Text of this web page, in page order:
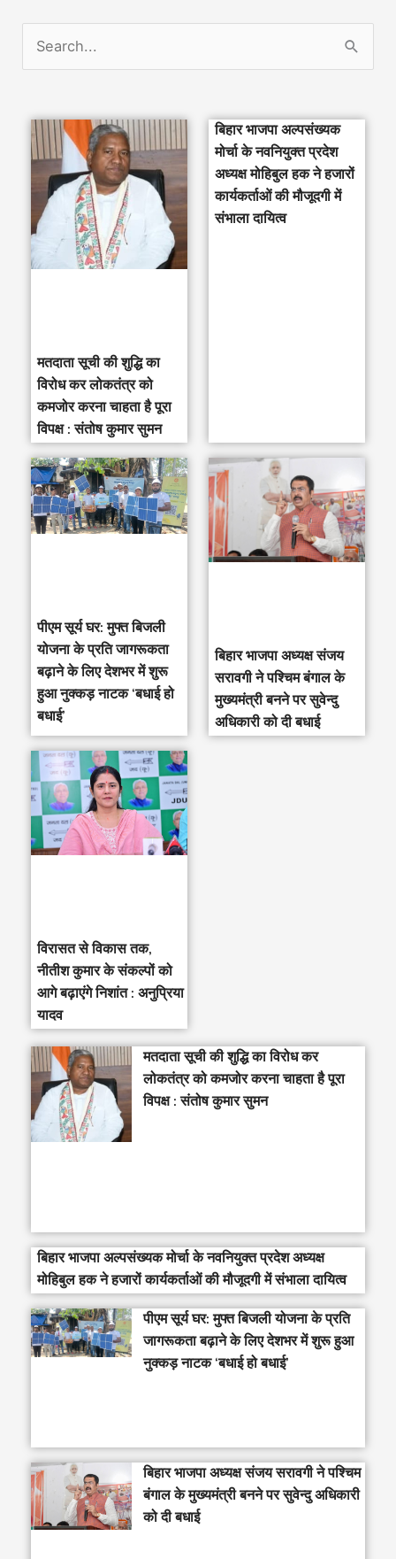
मतदाता सूची की शुद्धि का
विरोध कर लोकतंत्र को
कमजोर करना चाहता है पूरा
विपक्ष : संतोष कुमार सुमन
बिहार भाजपा अल्पसंख्यक
मोर्चा के नवनियुक्त प्रदेश
अध्यक्ष मोहिबुल हक ने हजारों
कार्यकर्ताओं की मौजूदगी में
संभाला दायित्व
पीएम सूर्य घर: मुफ्त बिजली
योजना के प्रति जागरूकता
बढ़ाने के लिए देशभर में शुरू
हुआ नुक्कड़ नाटक ‘बधाई हो
बधाई’
‎बिहार भाजपा अध्यक्ष संजय
सरावगी ने पश्चिम बंगाल के
मुख्यमंत्री बनने पर सुवेन्दु
अधिकारी को दी बधाई
विरासत से विकास तक,
नीतीश कुमार के संकल्पों को
आगे बढ़ाएंगे निशांत : अनुप्रिया
यादव
मतदाता सूची की शुद्धि का विरोध कर
लोकतंत्र को कमजोर करना चाहता है पूरा
विपक्ष : संतोष कुमार सुमन
बिहार भाजपा अल्पसंख्यक मोर्चा के नवनियुक्त प्रदेश अध्यक्ष
मोहिबुल हक ने हजारों कार्यकर्ताओं की मौजूदगी में संभाला दायित्व
पीएम सूर्य घर: मुफ्त बिजली योजना के प्रति
जागरूकता बढ़ाने के लिए देशभर में शुरू हुआ
नुक्कड़ नाटक ‘बधाई हो बधाई’
‎बिहार भाजपा अध्यक्ष संजय सरावगी ने पश्चिम
बंगाल के मुख्यमंत्री बनने पर सुवेन्दु अधिकारी
को दी बधाई